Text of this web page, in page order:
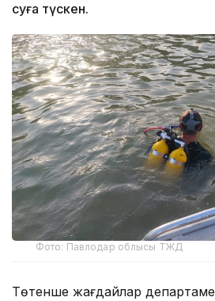
суға түскен.
Фото: Павлодар облысы ТЖД
Төтенше жағдайлар